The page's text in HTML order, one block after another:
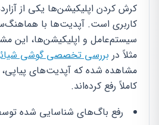
کرش کردن اپلیکیشن‌ها یکی از
کاربری است. آپدیت‌ها با
سیستم‌عامل و اپلیکیشن‌ها، این
مثلاً در بررسی تخصصی گوشی شیائومی
مشاهده شده که آپدیت‌های پیاپی،
کاملاً رفع کرده‌اند.
رفع باگ‌های شناسایی شده